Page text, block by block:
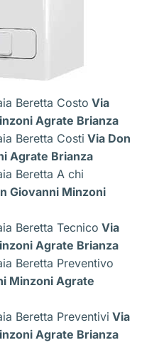
Beretta Costo Via
Agrate Brianza
Beretta Costi Via Don
Agrate Brianza
Beretta A chi
Giovanni Minzoni
Beretta Tecnico Via
Agrate Brianza
Beretta Preventivo
Minzoni Agrate
Beretta Preventivi Via
Agrate Brianza